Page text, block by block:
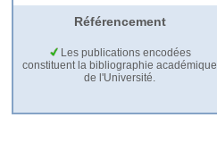
Référencement
Les publications encodées
constituent la bibliographie académique
de l'Université.